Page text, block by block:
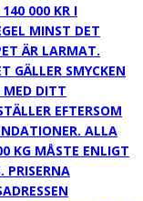
140 000 KR I
MINST DET
ÄR LARMAT.
GÄLLER SMYCKEN
MED DITT
EFTERSOM
ALLA
KG MÅSTE ENLIGT
PRISERNA